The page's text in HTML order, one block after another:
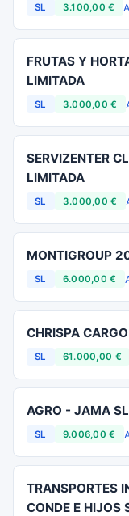
SL 3.100,00 €
FRUTAS Y
LIMITADA
SL 3.000,00 €
SERVIZENTER
LIMITADA
SL 3.000,00 €
MONTIGROUP
SL 6.000,00 €
CHRISPA
SL 61.000,00 €
AGRO - JAMA SL
SL 9.006,00 €
TRANSPORTES
CONDE E HIJOS